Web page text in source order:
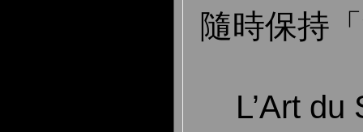
隨時保持
L’Art du